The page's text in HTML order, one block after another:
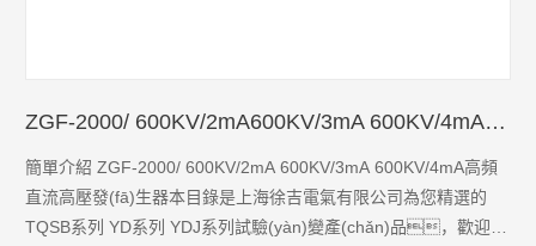
ZGF-2000/ 600KV/2mA600KV/3mA 600KV/4mA高頻直流高壓發(fā)生器
簡單介紹 ZGF-2000/ 600KV/2mA 600KV/3mA 600KV/4mA高頻
直流高壓發(fā)生器本目錄是上海徐吉電氣有限公司為您精選的
TQSB系列 YD系列 YDJ系列試驗(yàn)變產(chǎn)品，歡迎您